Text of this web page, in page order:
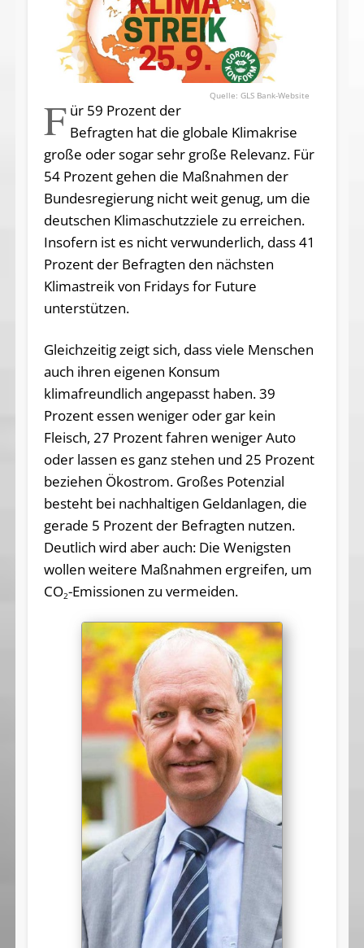
GLS Bank-Website
F ür 59 Prozent der
Befragten hat die globale Klimakrise
große oder sogar sehr große Relevanz. Für
54 Prozent gehen die Maßnahmen der
Bundesregierung nicht weit genug, um die
deutschen Klimaschutzziele zu erreichen.
Insofern ist es nicht verwunderlich, dass 41
Prozent der Befragten den nächsten
Klimastreik von Fridays for Future
unterstützen.
Gleichzeitig zeigt sich, dass viele Menschen
auch ihren eigenen Konsum
klimafreundlich angepasst haben. 39
Prozent essen weniger oder gar kein
Fleisch, 27 Prozent fahren weniger Auto
oder lassen es ganz stehen und 25 Prozent
beziehen Ökostrom. Großes Potenzial
besteht bei nachhaltigen Geldanlagen, die
gerade 5 Prozent der Befragten nutzen.
Deutlich wird aber auch: Die Wenigsten
wollen weitere Maßnahmen ergreifen, um
CO2-Emissionen zu vermeiden.